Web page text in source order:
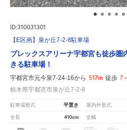
ID:310031301
【E区画】泉が丘7-2-8駐車場
ブレックスアリーナ宇都宮も徒歩圏
きる駐車場！
宇都宮市元今泉7-24-16から 517m 徒歩 7
栃木県宇都宮市泉が丘7-2-8
駐車場形式 平置き 屋内外形式
全長 410cm 全幅